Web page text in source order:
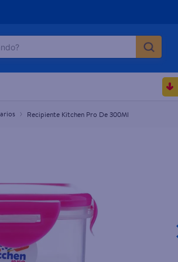
Recipiente Kitchen Pro De 300Ml
BUSCADOS